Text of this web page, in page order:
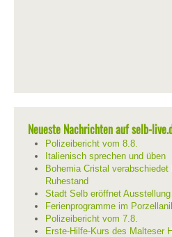
Neueste Nachrichten auf selb-
Polizeibericht vom 8.8.
Italienisch sprechen und üben
Bohemia Cristal verabschiedet
Ruhestand
Stadt Selb eröffnet
Ferienprogramme im
Polizeibericht vom 7.8.
Erste-Hilfe-Kurs des Malteser